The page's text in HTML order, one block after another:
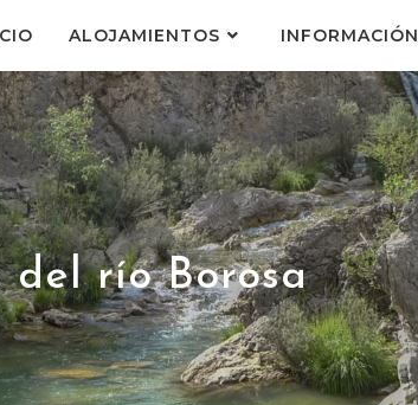
ALOJAMIENTOS INFORMACIÓN
del río Borosa